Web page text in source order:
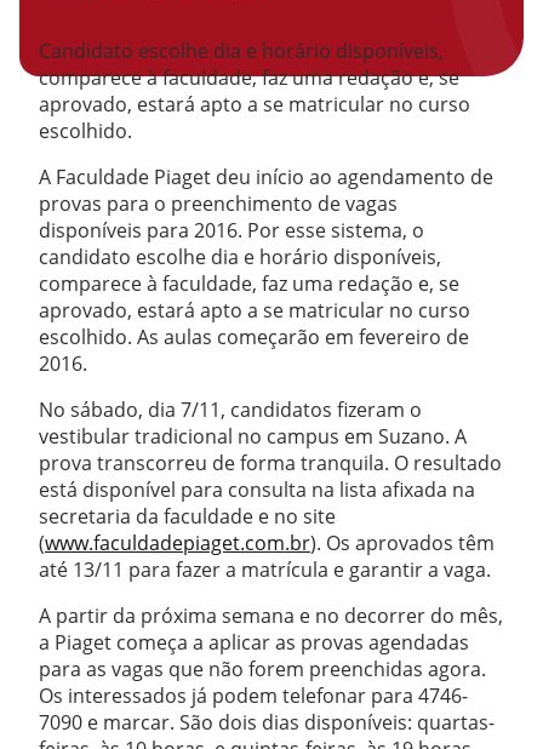
Candidato escolhe dia e horário disponíveis,
comparece à faculdade, faz uma redação e, se
aprovado, estará apto a se matricular no curso
escolhido.
A Faculdade Piaget deu início ao agendamento de
provas para o preenchimento de vagas
disponíveis para 2016. Por esse sistema, o
candidato escolhe dia e horário disponíveis,
comparece à faculdade, faz uma redação e, se
aprovado, estará apto a se matricular no curso
escolhido. As aulas começarão em fevereiro de
2016.
No sábado, dia 7/11, candidatos fizeram o
vestibular tradicional no campus em Suzano. A
prova transcorreu de forma tranquila. O resultado
está disponível para consulta na lista afixada na
secretaria da faculdade e no site
(www.faculdadepiaget.com.br). Os aprovados têm
até 13/11 para fazer a matrícula e garantir a vaga.
A partir da próxima semana e no decorrer do mês,
a Piaget começa a aplicar as provas agendadas
para as vagas que não forem preenchidas agora.
Os interessados já podem telefonar para 4746-
7090 e marcar. São dois dias disponíveis: quartas-